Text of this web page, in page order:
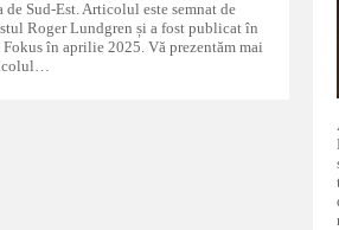
de Sud-Est. Articolul este semnat de
Roger Lundgren și a fost publicat în
Fokus în aprilie 2025. Vă prezentăm mai